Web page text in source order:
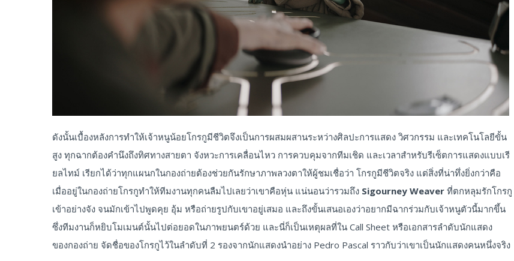
ดังนั้นเบื้องหลังการทำให้เจ้าหนูน้อยโกรกูมีชีวิตจึงเป็นการผสมผสานระหว่างศิลปะการแสดง วิศวกรรม และเทคโนโลยีขั้น
สูง ทุกฉากต้องคำนึงถึงทิศทางสายตา จังหวะการเคลื่อนไหว การควบคุมจากทีมเชิด และเวลาสำหรับรีเซ็ตการแสดงแบบเรี
ยลไทม์ เรียกได้ว่าทุกแผนกในกองถ่ายต้องช่วยกันรักษาภาพลวงตาให้ผู้ชมเชื่อว่า โกรกูมีชีวิตจริง แต่สิ่งที่น่าทึ่งยิ่งกว่าคือ
เมื่ออยู่ในกองถ่ายโกรกูทำให้ทีมงานทุกคนลืมไปเลยว่าเขาคือหุ่น แน่นอนว่ารวมถึง Sigourney Weaver ที่ตกหลุมรักโกรกู
เข้าอย่างจัง จนมักเข้าไปพูดคุย อุ้ม หรือถ่ายรูปกับเขาอยู่เสมอ และถึงขั้นเสนอเองว่าอยากมีฉากร่วมกับเจ้าหนูตัวนี้มากขึ้น
ซึ่งทีมงานก็หยิบโมเมนต์นั้นไปต่อยอดในภาพยนตร์ด้วย และนี่ก็เป็นเหตุผลที่ใน Call Sheet หรือเอกสารลำดับนักแสดง
ของกองถ่าย จัดชื่อของโกรกูไว้ในลำดับที่ 2 รองจากนักแสดงนำอย่าง Pedro Pascal ราวกับว่าเขาเป็นนักแสดงคนหนึ่งจริง